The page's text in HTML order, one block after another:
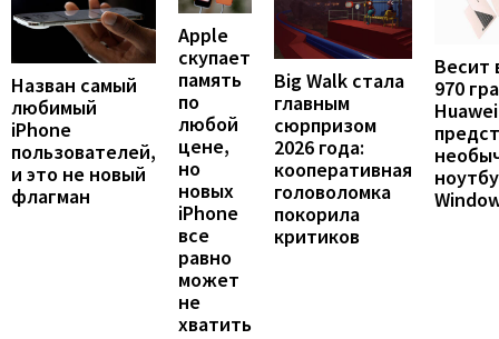
Назван самый
любимый
iPhone
пользователей,
и это не новый
флагман
Apple
скупает
память
по
любой
цене,
но
новых
iPhone
все
равно
может
не
хватить
Big Walk стала
главным
сюрпризом
2026 года:
кооперативная
головоломка
покорила
критиков
Весит
970
Huawei